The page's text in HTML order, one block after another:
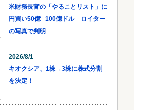
米財務長官の「やることリスト」に
円買い50億─100億ドル ロイター
の写真で判明
2026/8/1
キオクシア、1株→3株に株式分割
を決定！